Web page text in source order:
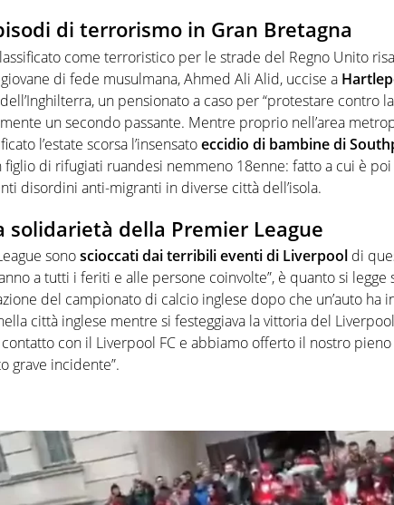
di terrorismo in Gran Bretagna
come terroristico per le strade del Regno Unito
di fede musulmana, Ahmed Ali Alid, uccise a
un pensionato a caso per “protestare contro
un secondo passante. Mentre proprio nell’area
l’estate scorsa l’insensatoeccidio di bambine di
di rifugiati ruandesi nemmeno 18enne: fatto a cui è poi
disordini anti-migranti in diverse città dell’isola.
solidarietà della Premier League
sonoscioccati dai terribili eventi di Liverpool di
a tutti i feriti e alle persone coinvolte”, è quanto si legge
del campionato di calcio inglese dopo che un’auto ha
città inglese mentre si festeggiava la vittoria del
con il Liverpool FC e abbiamo offerto il nostro
grave incidente”.